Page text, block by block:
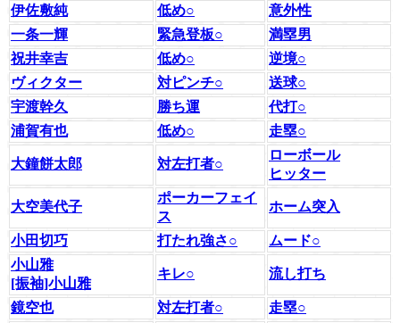
伊佐敷純
低め○
意外性
一条一輝
緊急登板○
満塁男
祝井幸吉
低め○
逆境○
ヴィクター
対ピンチ○
送球○
宇渡幹久
勝ち運
代打○
浦賀有也
低め○ 走塁○
大鐘餅太郎 対左打者○
ローボール
ヒッター
大空美代子
ポーカーフェイ
ス
ホーム突入
小田切巧 打たれ強さ○
ムード○
小山雅
[振袖]小山雅
キレ○ 流し打ち
鏡空也 対左打者○ 走塁○